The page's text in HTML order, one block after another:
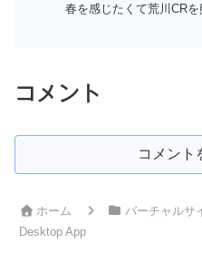
春を感じたくて荒川CR
コメント
コメント
ホーム バーチャルサ
Desktop App